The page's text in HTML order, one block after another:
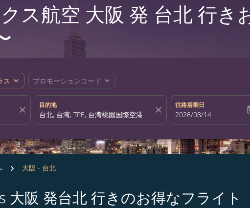
ス航空 大阪 発 台北 行き
ス expand_more プロモーションコード expand_more
close
目的地
close
往路搭乗日
fc-booking-departure-
2026/08/14
大阪 - 台北
大阪 発台北 行きのお得なフライト